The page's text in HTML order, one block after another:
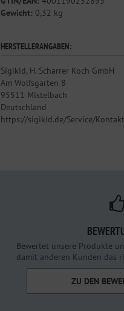
Gewicht: 0,32 kg
HERSTELLERANGABEN:
Sigikid, H. Scharrer Koch GmbH
Am Wolfsgarten 8
95511 Mistelbach
Deutschland
https://sigikid.de/Service/
Bewertet unsere Produkte
damit anderen Kunden das
ZU DEN